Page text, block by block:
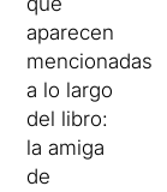
aparecen
mencionadas
a lo largo
del libro:
la amiga
de